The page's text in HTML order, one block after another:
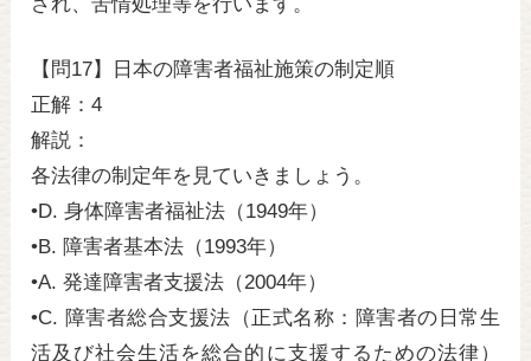
【問17】日本の障害者福祉施策の制定順
正解：4
解説：
各法律の制定年を見ていきましょう。
•D. 身体障害者福祉法（1949年）
•B. 障害者基本法（1993年）
•A. 発達障害者支援法（2004年）
•C. 障害者総合支援法（正式名称：障害者の日常生
活及び社会生活を総合的に支援するための法律）